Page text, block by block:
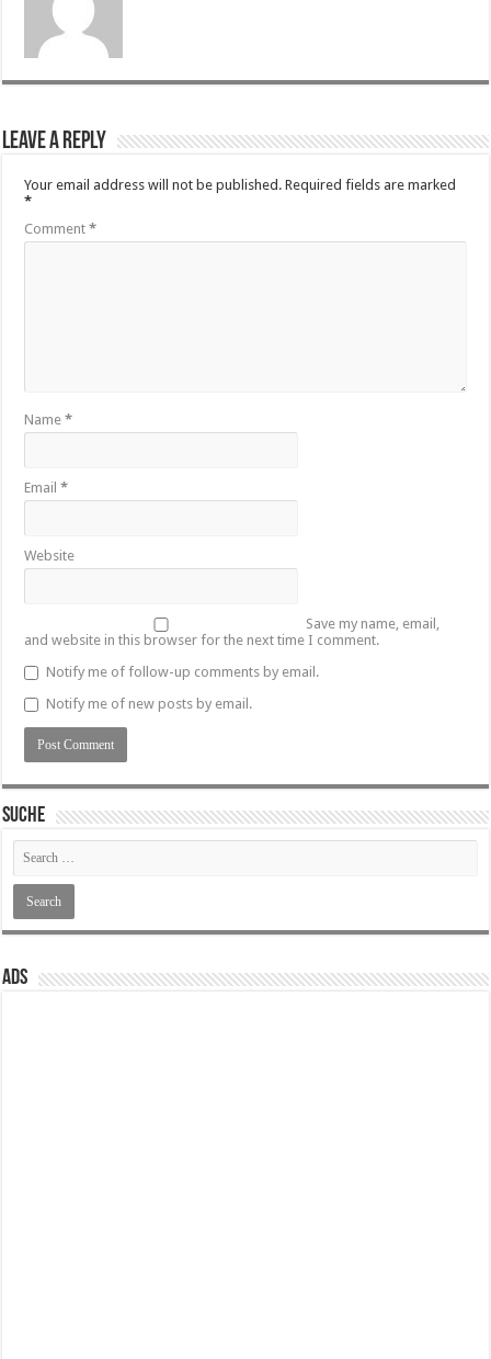
Leave a Reply
Your email address will not be published. Required fields are marked
*
Comment*
Name*
Email*
Website
Save my name, email,
and website in this browser for the next time I comment.
Notify me of follow-up comments by email.
Notify me of new posts by email.
SUCHE
ADS